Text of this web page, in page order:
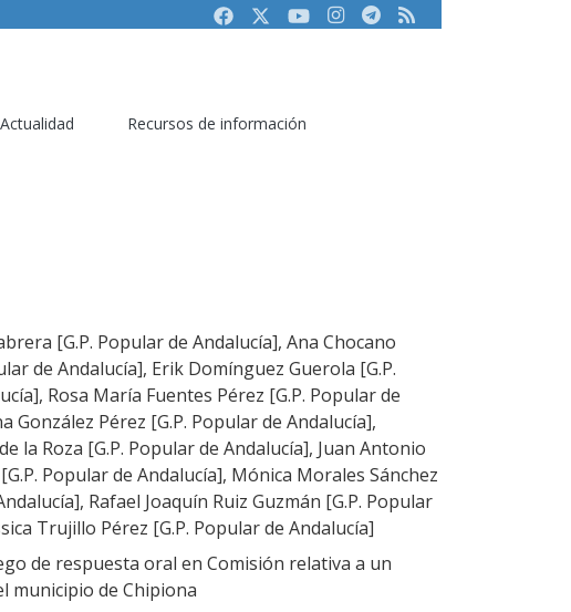
FacebookTwitterYoutubeInstagram
Telegram
RSS
Actualidad
Recursos de información
[G.P. Popular de Andalucía], Ana Chocano
de Andalucía], Erik Domínguez Guerola [G.P.
Rosa María Fuentes Pérez [G.P. Popular de
González Pérez [G.P. Popular de Andalucía],
la Roza [G.P. Popular de Andalucía], Juan Antonio
Popular de Andalucía], Mónica Morales Sánchez
Rafael Joaquín Ruiz Guzmán [G.P. Popular
Trujillo Pérez [G.P. Popular de Andalucía]
de respuesta oral en Comisión relativa a un
municipio de Chipiona